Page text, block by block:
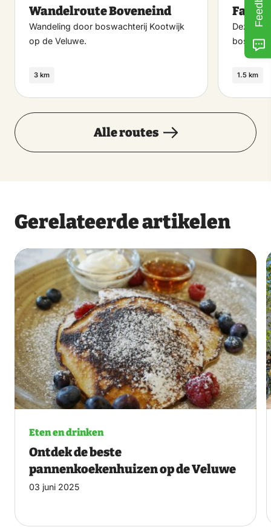
Wandelroute Boveneind
Wandeling door boswachterij Kootwijk
op de Veluwe.
3 km
Deze
bosrijke…
1.5 km
Alle routes
Gerelateerde artikelen
Eten en drinken
Ontdek de beste
pannenkoekenhuizen op de Veluwe
03 juni 2025